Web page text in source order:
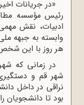
«در جریانات
رئیس مؤسسه
ادبیات، نقش
وابسته به جبهه
هر روز با این
در زمانی که
شهر قم و
نراقی در داخل
بود تا دانشجویان